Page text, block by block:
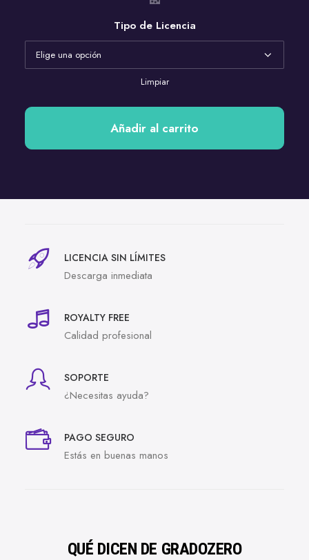
Tipo de Licencia
Limpiar
Añadir al carrito
LICENCIA SIN LÍMITES
Descarga inmediata
ROYALTY FREE
Calidad profesional
SOPORTE
¿Necesitas ayuda?
PAGO SEGURO
Estás en buenas manos
QUÉ DICEN DE GRADOZERO